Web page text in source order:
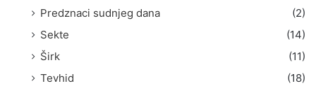
Predznaci sudnjeg dana
(2)
Sekte
(14)
Širk
(11)
Tevhid
(18)